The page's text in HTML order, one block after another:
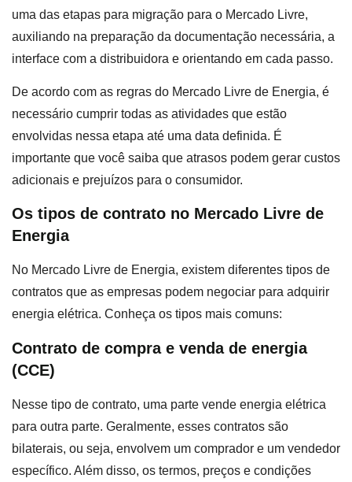
uma das etapas para migração para o Mercado Livre,
auxiliando na preparação da documentação necessária, a
interface com a distribuidora e orientando em cada passo.
De acordo com as regras do Mercado Livre de Energia, é
necessário cumprir todas as atividades que estão
envolvidas nessa etapa até uma data definida. É
importante que você saiba que atrasos podem gerar custos
adicionais e prejuízos para o consumidor.
Os tipos de contrato no Mercado Livre de
Energia
No Mercado Livre de Energia, existem diferentes tipos de
contratos que as empresas podem negociar para adquirir
energia elétrica. Conheça os tipos mais comuns:
Contrato de compra e venda de energia
(CCE)
Nesse tipo de contrato, uma parte vende energia elétrica
para outra parte. Geralmente, esses contratos são
bilaterais, ou seja, envolvem um comprador e um vendedor
específico. Além disso, os termos, preços e condições